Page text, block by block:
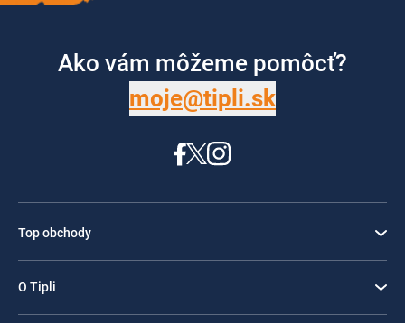
Ako vám môžeme pomôcť?
moje@tipli.sk
Top obchody
O Tipli